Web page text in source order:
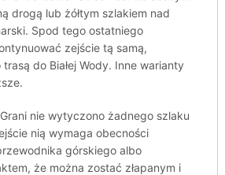
drogą lub żółtym szlakiem nad
Spod tego ostatniego
zejście tą samą,
do Białej Wody. Inne warianty
nie wytyczono żadnego szlaku
nią wymaga obecności
górskiego albo
że można zostać złapanym i